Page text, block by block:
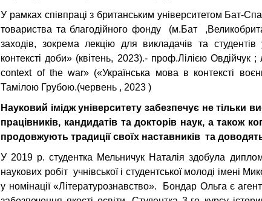
У рамках співпраці з британським університетом Бат-
товариства та благодійного фонду (м.Бат
заходів, зокрема лекцію для викладачів та
контексті доби» (квітень, 2023).- проф.Лілією
context of the war» («Українська мова в контексті
Тамілою Грубою.(червень , 2023 )
Науковий імідж університету забезпечує не тільки
працівників, кандидатів та докторів наук, а також
продовжують традиції своїх наставників тадов
У 2019 р. студентка Мельничук Наталія здобула
наукових робіт учнівської і студентської молоді імені
у номінації «Літературознавство». Бондар Ольга є